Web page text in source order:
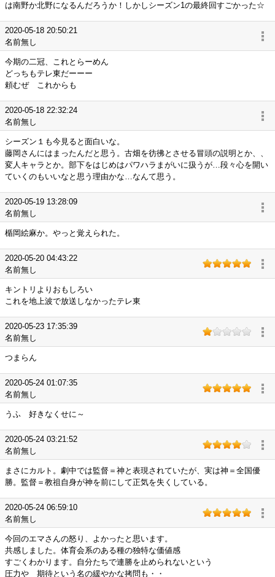
は南野か北野になるんだろうか！しかしシーズン1の最終回すごかった☆
2020-05-18 20:50:21
名前無し
今期の二冠、これとらーめん
どっちもテレ東だーーー
頼むぜ これからも
2020-05-18 22:32:24
名前無し
シーズン１も今見ると面白いな。
藤岡さんにはまったんだと思う。古畑を彷彿とさせる冒頭の説明とか、、
変人キャラとか。部下をはじめはパワハラまがいに扱うが…段々心を開い
ていくのもいいなと思う理由かな…なんて思う。
2020-05-19 13:28:09
名前無し
楯岡絵麻か。やっと覚えられた。
2020-05-20 04:43:22
名前無し
キントリよりおもしろい
これを地上波で放送しなかったテレ東
2020-05-23 17:35:39
名前無し
つまらん
2020-05-24 01:07:35
名前無し
うふ 好きなくせに～
2020-05-24 03:21:52
名前無し
まさにカルト。劇中では監督＝神と表現されていたが、実は神＝全国優
勝。監督＝教祖自身が神を前にして正気を失くしている。
2020-05-24 06:59:10
名前無し
今回のエマさんの怒り、よかったと思います。
共感しました。体育会系のある種の独特な価値感
すごくわかります。自分たちで連勝を止められないという
圧力や 期待という名の緩やかな拷問も・・